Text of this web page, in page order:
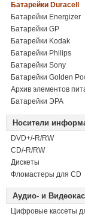
Батарейки Duracell
Батарейки Energizer
Батарейки GP
Батарейки Kodak
Батарейки Philips
Батарейки Sony
Батарейки Golden
Архив элементов
Батарейки ЭРА
Носители
DVD+/-R/RW
СD/-R/RW
Дискеты
Фломастеры для CD
Аудио- и
Цифровые кассеты